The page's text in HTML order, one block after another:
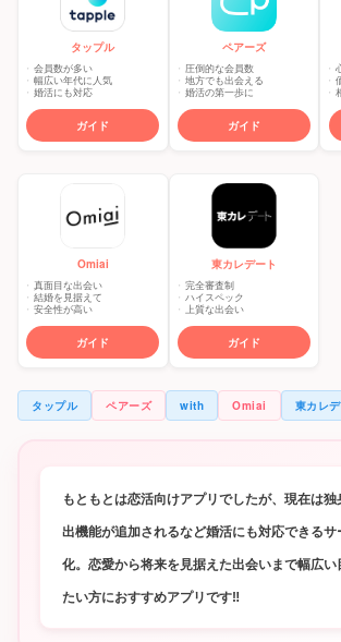
タップル
会員数が多い
幅広い年代に人気
婚活にも対応
ガイド
ペアーズ
圧倒的な会員数
地方でも出会える
婚活の第一歩に
ガイド
Omiai
真面目な出会い
結婚を見据えて
安全性が高い
ガイド
東カレデート
完全審査制
ハイスペック
上質な出会い
ガイド
タップル ペアーズ with Omiai 東カレ
もともとは恋活向けアプリでしたが、現在は
出機能が追加されるなど婚活にも対応できる
化。恋愛から将来を見据えた出会いまで幅広い
たい方におすすめアプリです‼